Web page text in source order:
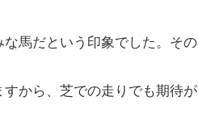
馬だという印象でした。その
から、芝での走りでも期待が